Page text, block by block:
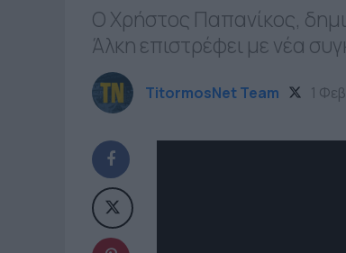
Ο Χρήστος Παπανίκος,
Άλκη επιστρέφει με νέα
TitormosNet Team 1